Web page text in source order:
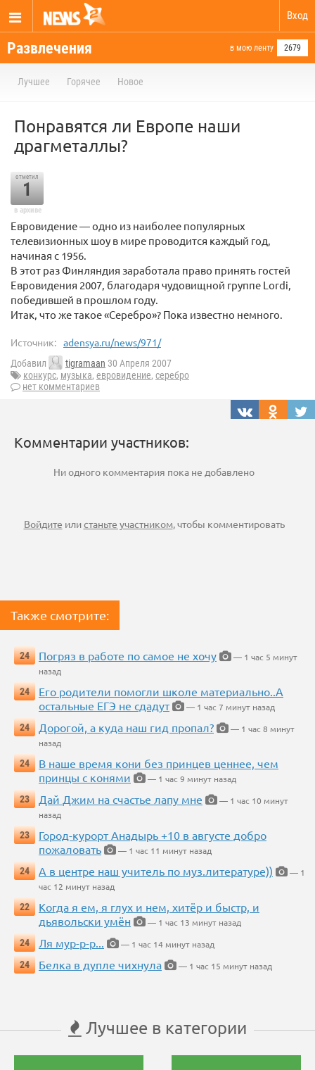
Вход
Развлечения в мою ленту 2679
Лучшее Горячее Новое
Понравятся ли Европе наши
драгметаллы?
отметил
1
в архиве
Евровидение — одно из наиболее популярных
телевизионных шоу в мире проводится каждый год,
начиная с 1956.
В этот раз Финляндия заработала право принять гостей
Евровидения 2007, благодаря чудовищной группе Lordi,
победившей в прошлом году.
Итак, что же такое «Серебро»? Пока известно немного.
Источник: adensya.ru/news/971/
Добавил tigramaan 30 Апреля 2007
конкурс, музыка, евровидение, серебро
нет комментариев
Комментарии участников:
Ни одного комментария пока не добавлено
Войдите илистаньте участником, чтобы комментировать
Также смотрите:
24 Погряз в работе по самое не хочу
— 1 час 5 минут
назад
24
Его родители помогли школе материально..А
остальные ЕГЭ не сдадут
— 1 час 7 минут назад
24
Дорогой, а куда наш гид пропал?
— 1 час 8 минут
назад
24
В наше время кони без принцев ценнее, чем
принцы с конями
— 1 час 9 минут назад
23
Дай Джим на счастье лапу мне
— 1 час 10 минут
назад
23
Город-курорт Анадырь +10 в августе добро
пожаловать
— 1 час 11 минут назад
24
А в центре наш учитель по муз.литературе))
— 1
час 12 минут назад
22
Когда я ем, я глух и нем, хитёр и быстр, и
дьявольски умён
— 1 час 13 минут назад
24
Ля мур-р-р...
— 1 час 14 минут назад
24
Белка в дупле чихнула — 1 час 15 минут назад
Лучшее в категории